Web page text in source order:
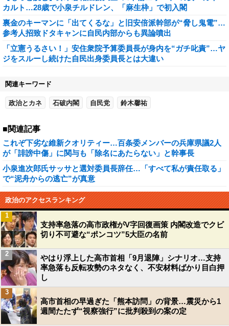
カルト…28歳で小泉チルドレン、「麻生枠」で初入閣
裏金のキーマンに「出てくるな」と旧安倍派幹部が“脅し鬼電”…
参考人招致ドタキャンに自民内部からも異論噴出
「立憲うるさい！」安住衆院予算委員長が身内を“ガチ叱責”…ヤ
ジをスルーし続けた自民出身委員長とは大違い
関連キーワード
政治とカネ 石破内閣 自民党 鈴木馨祐
■関連記事
これぞ下劣な維新クオリティー…百条委メンバーの兵庫県議2人
が「誹謗中傷」に関与も「除名にあたらない」と幹事長
小泉進次郎氏サッサと選対委員長辞任…「すべて私が責任取る」
で“泥舟からの逃亡”が真意
政治のアクセスランキング
支持率急落の高市政権がV字回復画策 内閣改造でクビ
切り不可避な“ポンコツ”5大臣の名前
1
やはり浮上した高市首相「9月退陣」シナリオ…支持
率急落も反転攻勢のネタなく、不安材料ばかり目白押
し
2
高市首相の早過ぎた「熊本訪問」の背景…震災から1
週間たたず“視察強行”に批判殺到の案の定
3